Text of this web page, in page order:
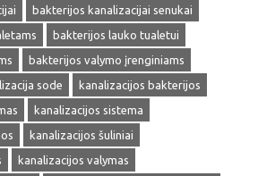
bakterijos kanalizacijai senukai
bakterijos lauko tualetui
bakterijos valymo įrenginiams
sode
kanalizacijos bakterijos
kanalizacijos sistema
kanalizacijos šuliniai
kanalizacijos valymas